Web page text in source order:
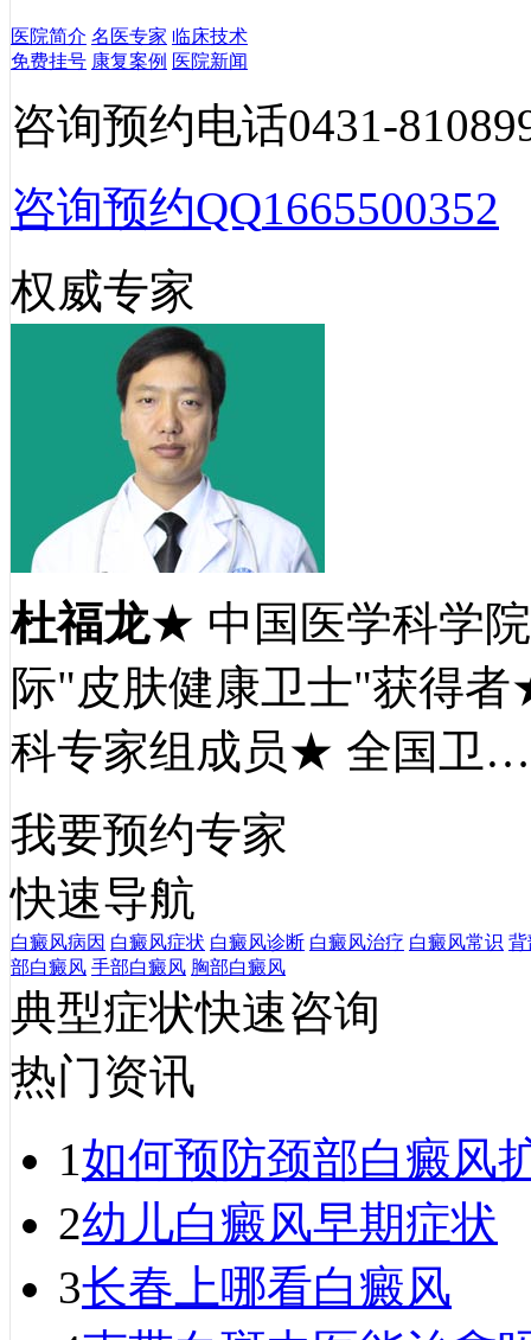
医院简介 名医专家 临床技术
免费挂号 康复案例 医院新闻
咨询预约电话0431-
咨询预约QQ1665500352
权威专家
杜福龙★ 中国医学科学
际"皮肤健康卫士"获得
科专家组成员★ 全国卫
我要预约专家
快速导航
白癜风病因 白癜风症状 白癜风诊断 白癜风治疗 白癜风常识 背
部白癜风 手部白癜风 胸部白癜风
典型症状快速咨询
热门资讯
1如何预防颈部白癜风
2幼儿白癜风早期症状
3长春上哪看白癜风